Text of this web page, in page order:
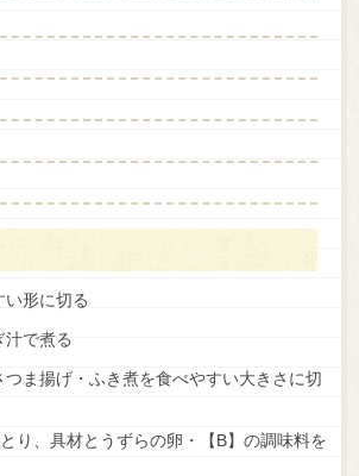
い形に切る
汁で煮る
つま揚げ・ふき煮を食べやすい大きさに切
とり、具材とうずらの卵・【B】の調味料を